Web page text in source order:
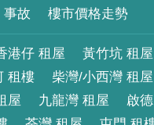
事故 樓市價格走勢
港仔 租屋 黃竹坑 租屋
租樓
柴灣/小西灣 租屋
屋
九龍灣 租屋 啟